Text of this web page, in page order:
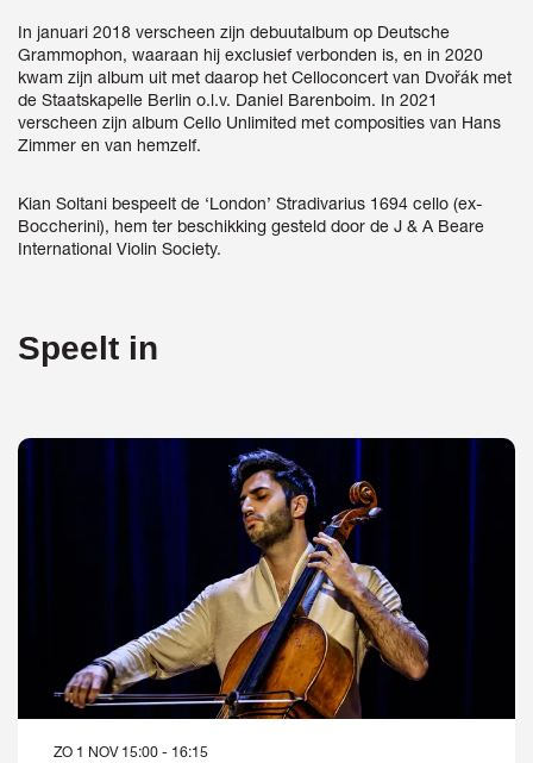
In januari 2018 verscheen zijn debuutalbum op Deutsche
Grammophon, waaraan hij exclusief verbonden is, en in 2020
kwam zijn album uit met daarop het Celloconcert van Dvořák met
de Staatskapelle Berlin o.l.v. Daniel Barenboim. In 2021
verscheen zijn album Cello Unlimited met composities van Hans
Zimmer en van hemzelf.
Kian Soltani bespeelt de ‘London’ Stradivarius 1694 cello (ex-
Boccherini), hem ter beschikking gesteld door de J & A Beare
International Violin Society.
Speelt in
ZO 1 NOV 15:00 - 16:15